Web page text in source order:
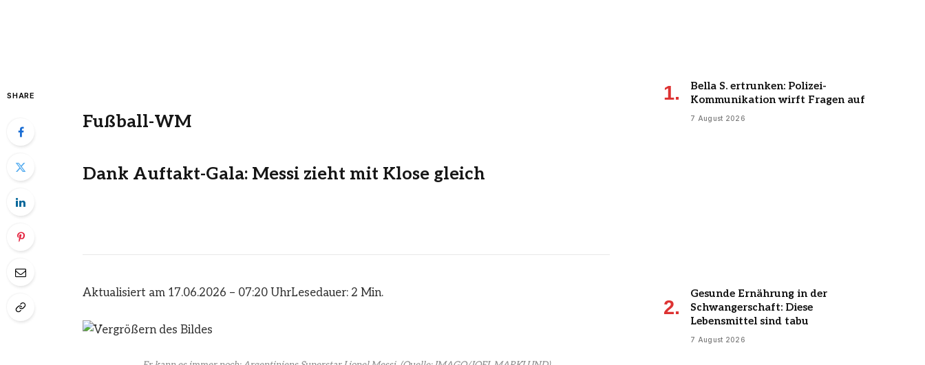
SHARE
Fußball-WM
Dank Auftakt-Gala: Messi zieht mit Klose gleich
Aktualisiert am 17.06.2026 – 07:20 UhrLesedauer: 2 Min.
Bella S. ertrunken: Polizei-
Kommunikation wirft Fragen auf
7 August 2026
Gesunde Ernährung in der
Schwangerschaft: Diese
Lebensmittel sind tabu
7 August 2026